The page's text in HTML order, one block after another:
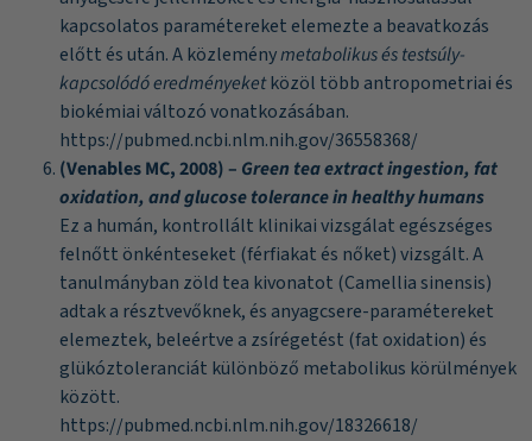
kapcsolatos paramétereket elemezte a beavatkozás
előtt és után. A közleménymetabolikus és testsúly-
kapcsolódó eredményeketközöl több antropometriai és
biokémiai változó vonatkozásában.
https://pubmed.ncbi.nlm.nih.gov/36558368/
(Venables MC, 2008) – Green tea extract ingestion, fat
oxidation, and glucose tolerance in healthy humans
Ez a humán, kontrollált klinikai vizsgálat egészséges
felnőtt önkénteseket (férfiakat és nőket) vizsgált. A
tanulmányban zöld tea kivonatot (Camellia sinensis)
adtak a résztvevőknek, és anyagcsere-paramétereket
elemeztek, beleértve a zsírégetést (fat oxidation) és
glükóztoleranciát különböző metabolikus körülmények
között.
https://pubmed.ncbi.nlm.nih.gov/18326618/